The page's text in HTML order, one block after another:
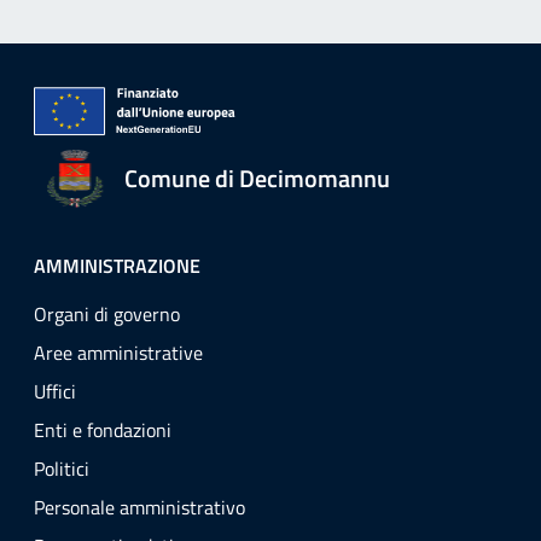
Comune di Decimomannu
AMMINISTRAZIONE
Organi di governo
Aree amministrative
Uffici
Enti e fondazioni
Politici
Personale amministrativo